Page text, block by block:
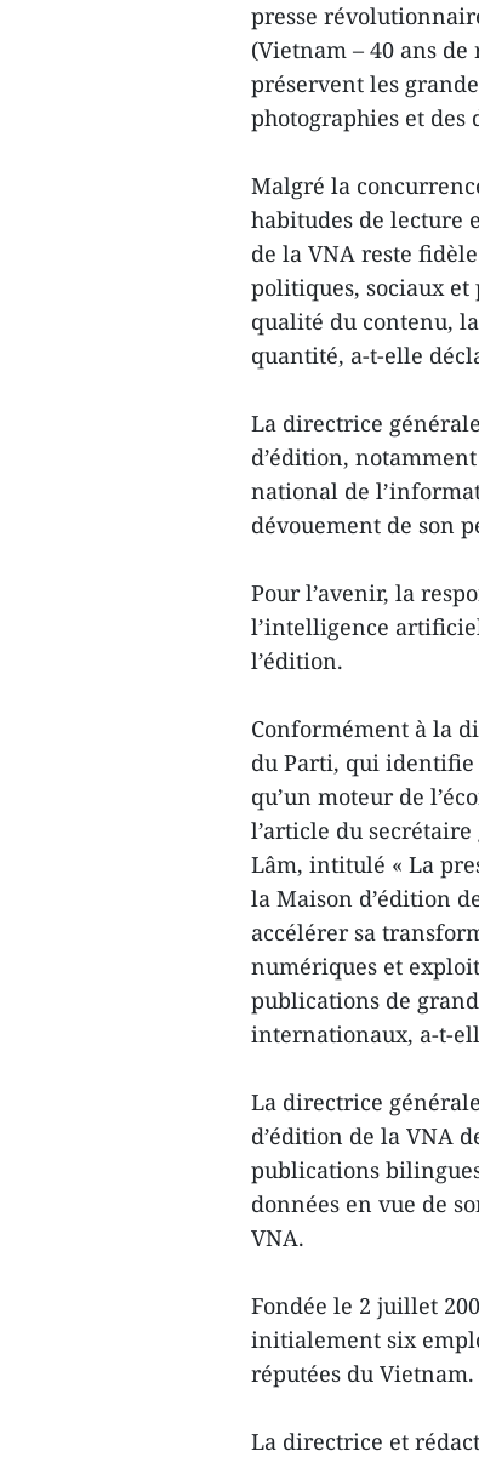
presse
(Vietnam – 40 ans
préservent les
photographies et des
Malgré la
habitudes de lecture
de la VNA reste
politiques, sociaux
qualité du contenu,
quantité, a-t-elle
La directrice
d’édition,
national de
dévouement de son
Pour l’avenir, la
l’intelligence
l’édition.
Conformément à la
du Parti, qui
qu’un moteur de
l’article du
Lâm, intitulé « La
la Maison d’édition
accélérer sa
numériques et
publications de
internationaux, a-t-
La directrice
d’édition de la VNA
publications
données en vue de
VNA.
Fondée le 2 juillet
initialement six
réputées du Vietnam.
La directrice et